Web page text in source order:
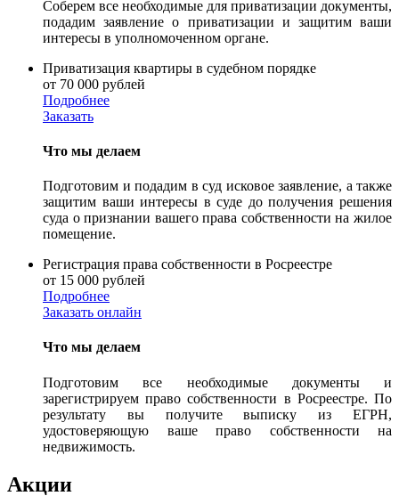
Соберем все необходимые для приватизации документы,
подадим заявление о приватизации и защитим ваши
интересы в уполномоченном органе.
Приватизация квартиры в судебном порядке
от 70 000 рублей
Подробнее
Заказать
Что мы делаем
Подготовим и подадим в суд исковое заявление, а также
защитим ваши интересы в суде до получения решения
суда о признании вашего права собственности на жилое
помещение.
Регистрация права собственности в Росреестре
от 15 000 рублей
Подробнее
Заказать онлайн
Что мы делаем
Подготовим все необходимые документы и
зарегистрируем право собственности в Росреестре. По
результату вы получите выписку из ЕГРН,
удостоверяющую ваше право собственности на
недвижимость.
Акции